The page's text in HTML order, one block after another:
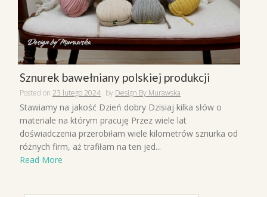
Sznurek bawełniany polskiej produkcji
Posted on 23 lutego 2024 by Design By Murawska
Stawiamy na jakość Dzień dobry Dzisiaj kilka słów o
materiale na którym pracuję Przez wiele lat
doświadczenia przerobiłam wiele kilometrów sznurka od
różnych firm, aż trafiłam na ten jed...
Read More